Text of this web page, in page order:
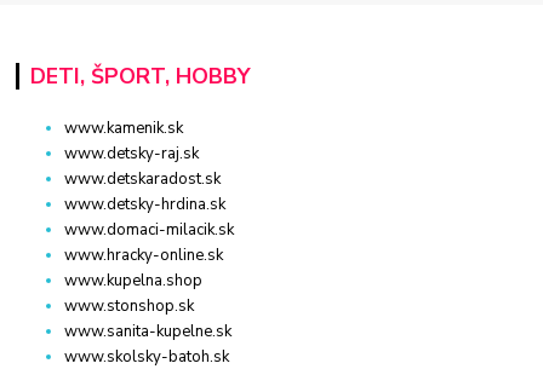
DETI, ŠPORT, HOBBY
www.kamenik.sk
www.detsky-raj.sk
www.detskaradost.sk
www.detsky-hrdina.sk
www.domaci-milacik.sk
www.hracky-online.sk
www.kupelna.shop
www.stonshop.sk
www.sanita-kupelne.sk
www.skolsky-batoh.sk